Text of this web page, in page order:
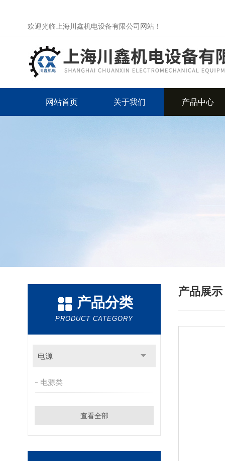
欢迎光临上海川鑫机电设备有限公司网站！
网站首页 关于我们 产品中心
产品分类
PRODUCT CATEGORY
电源
电源类
查看全部
产品展示